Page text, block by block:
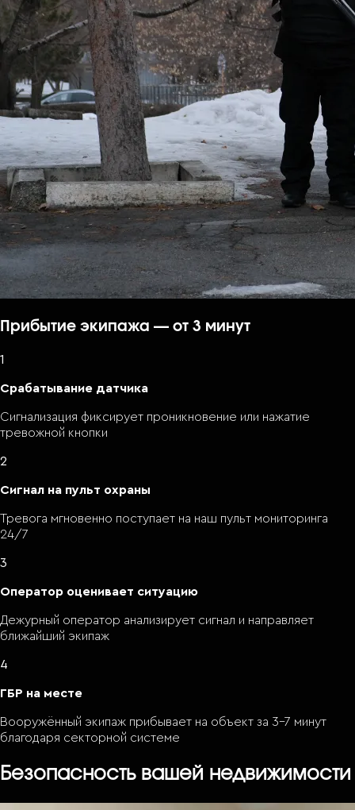
Прибытие экипажа — от 3 минут
1
Срабатывание датчика
Сигнализация фиксирует проникновение или нажатие
тревожной кнопки
2
Сигнал на пульт охраны
Тревога мгновенно поступает на наш пульт мониторинга
24/7
3
Оператор оценивает ситуацию
Дежурный оператор анализирует сигнал и направляет
ближайший экипаж
4
ГБР на месте
Вооружённый экипаж прибывает на объект за 3–7 минут
благодаря секторной системе
Безопасность вашей недвижимости